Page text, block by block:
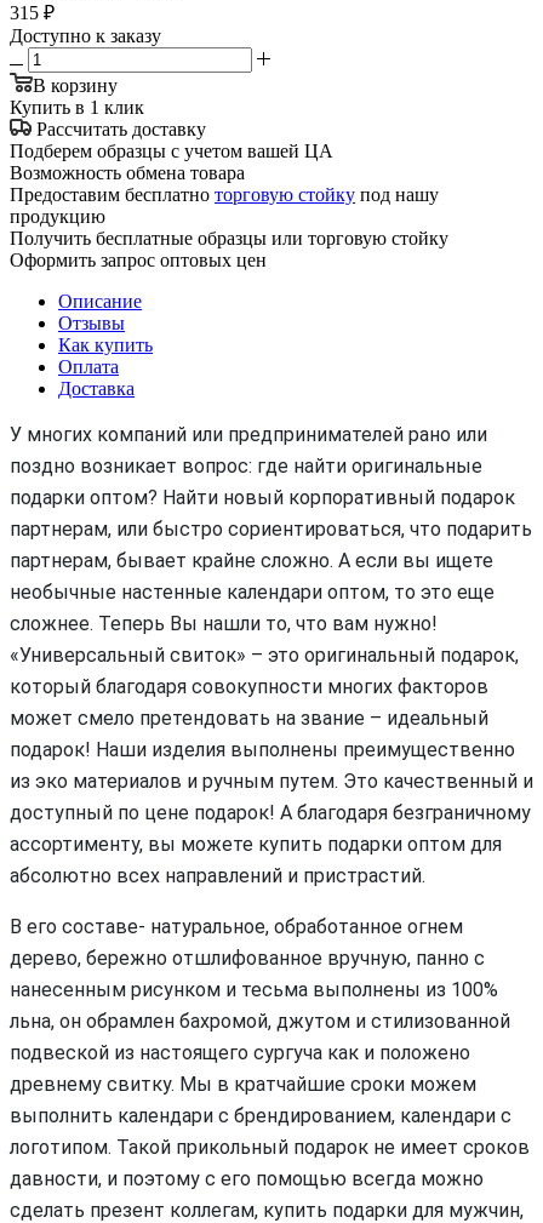
315 ₽
Доступно к заказу
В корзину
Купить в 1 клик
Рассчитать доставку
Подберем образцы с учетом вашей ЦА
Возможность обмена товара
Предоставим бесплатно торговую стойку под нашу
продукцию
Получить бесплатные образцы или торговую стойку
Оформить запрос оптовых цен
Описание
Отзывы
Как купить
Оплата
Доставка
У многих компаний или предпринимателей рано или
поздно возникает вопрос: где найти оригинальные
подарки оптом? Найти новый корпоративный подарок
партнерам, или быстро сориентироваться, что подарить
партнерам, бывает крайне сложно. А если вы ищете
необычные настенные календари оптом, то это еще
сложнее. Теперь Вы нашли то, что вам нужно!
«Универсальный свиток» – это оригинальный подарок,
который благодаря совокупности многих факторов
может смело претендовать на звание – идеальный
подарок! Наши изделия выполнены преимущественно
из эко материалов и ручным путем. Это качественный и
доступный по цене подарок! А благодаря безграничному
ассортименту, вы можете купить подарки оптом для
абсолютно всех направлений и пристрастий.
В его составе- натуральное, обработанное огнем
дерево, бережно отшлифованное вручную, панно с
нанесенным рисунком и тесьма выполнены из 100%
льна, он обрамлен бахромой, джутом и стилизованной
подвеской из настоящего сургуча как и положено
древнему свитку. Мы в кратчайшие сроки можем
выполнить календари с брендированием, календари с
логотипом. Такой прикольный подарок не имеет сроков
давности, и поэтому с его помощью всегда можно
сделать презент коллегам, купить подарки для мужчин,